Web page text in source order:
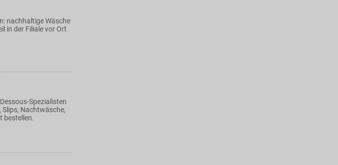
nachhaltige Wäsche
in der Filiale vor Ort
Spezialisten
Nachtwäsche,
bestellen.